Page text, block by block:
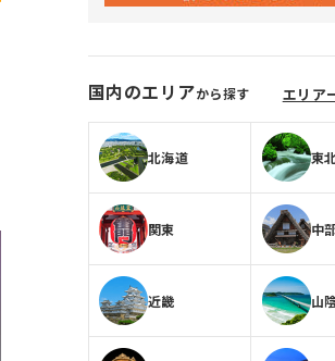
国内のエリアから探す エリア
北海道 東
関東 中
近畿 山